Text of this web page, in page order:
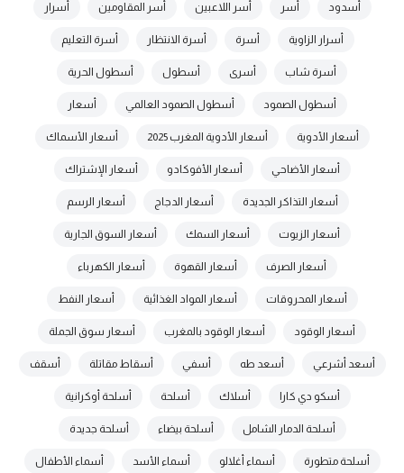
أسدود أسر أسر اللاعبين أسر المقاومين أسرار
أسرار الزاوية أسرة أسرة الانتظار أسرة التعليم
أسرة شاب أسرى أسطول أسطول الحرية
أسطول الصمود أسطول الصمود العالمي أسعار
أسعار الأدوية أسعار الأدوية المغرب 2025 أسعار الأسماك
أسعار الأضاحي أسعار الأفوكادو أسعار الإشتراك
أسعار التذاكر الجديدة أسعار الدجاج أسعار الرسم
أسعار الزيوت أسعار السمك أسعار السوق الجارية
أسعار الصرف أسعار القهوة أسعار الكهرباء
أسعار المحروقات أسعار المواد الغذائية أسعار النفط
أسعار الوقود أسعار الوقود بالمغرب أسعار سوق الجملة
أسعد أشرعي أسعد طه أسفي أسقاط مقاتلة أسقف
أسكو دي كارا أسلاك أسلحة أسلحة أوكرانية
أسلحة الدمار الشامل أسلحة بيضاء أسلحة جديدة
أسلحة متطورة أسماء أغلالو أسماء الأسد أسماء الأطفال